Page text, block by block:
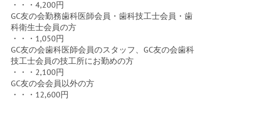
・・・4,200円
GC友の会勤務歯科医師会員・歯科技工士会員・歯
科衛生士会員の方
・・・1,050円
GC友の会歯科医師会員のスタッフ、GC友の会歯科
技工士会員の技工所にお勤めの方
・・・2,100円
GC友の会会員以外の方
・・・12,600円